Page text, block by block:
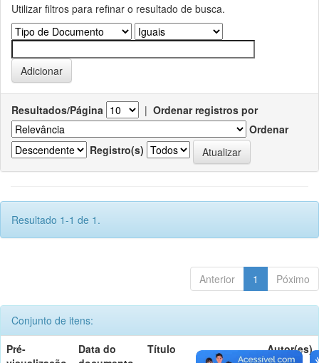
Utilizar filtros para refinar o resultado de busca.
Resultados/Página | Ordenar registros por
Ordenar
Registro(s)
Resultado 1-1 de 1.
Anterior 1 Póximo
Conjunto de itens:
Pré-
Data do
Título Autor(es)